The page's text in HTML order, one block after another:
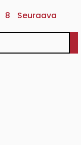
8 Seuraava